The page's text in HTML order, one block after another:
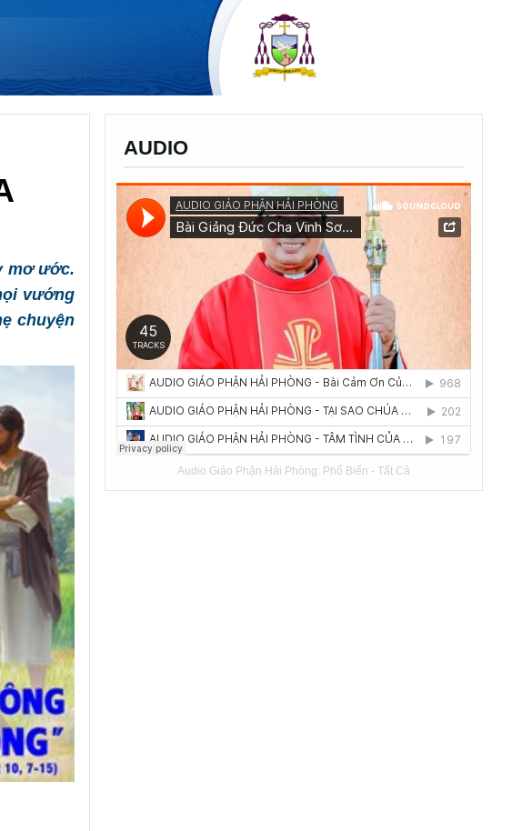
mơ ước.
vướng
chuyện
AUDIO
Audio Giáo Phận Hải Phòng: Phổ Biến - Tất Cả